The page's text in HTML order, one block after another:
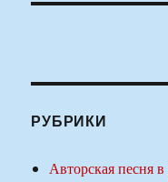
РУБРИКИ
Авторская песня